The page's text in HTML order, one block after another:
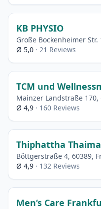
KB PHYSIO
Große Bockenheimer
Ø 5,0 · 21 Reviews
TCM und
Mainzer Landstraße
Ø 4,9 · 160 Reviews
Thiphattha
Böttgerstraße 4, 60389,
Ø 4,9 · 132 Reviews
Men‘s Care